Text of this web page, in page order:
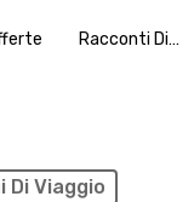
Racconti Di…
Di Viaggio